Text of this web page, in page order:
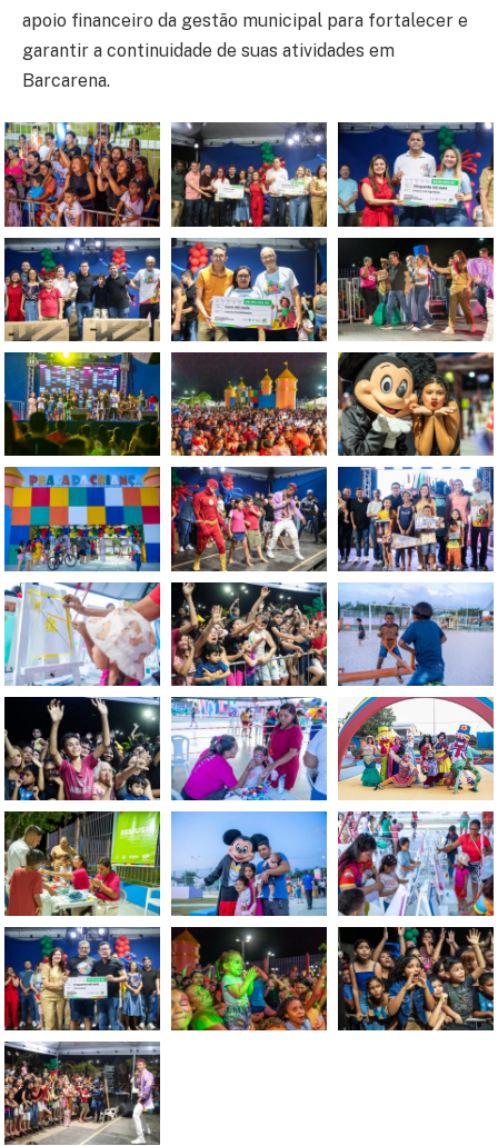
apoio financeiro da gestão municipal para fortalecer e
garantir a continuidade de suas atividades em
Barcarena.